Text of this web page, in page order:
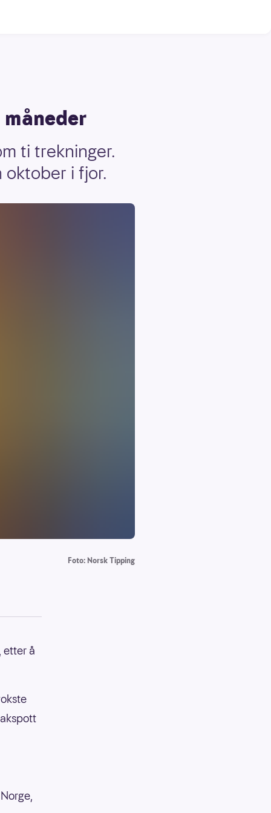
ti trekninger.
oktober i fjor.
Foto: Norsk Tipping
etter å